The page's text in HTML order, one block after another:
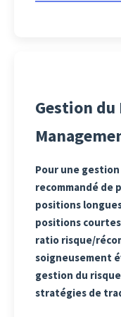
Gestion du
Pour une
recommandé de
positions
positions courtes
ratio risque/
soigneusement
gestion du
stratégies de